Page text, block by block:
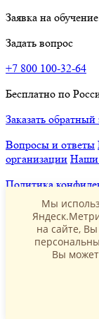
Заявка на обучение
Задать вопрос
+7 800 100-32-64
Бесплатно по
Заказать обратный
Вопросы и ответы
организации Наши
Политика
Мы
на сайте,
Вы